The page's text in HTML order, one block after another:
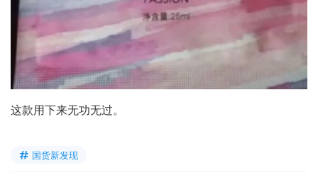
这款用下来无功无过。
国货新发现